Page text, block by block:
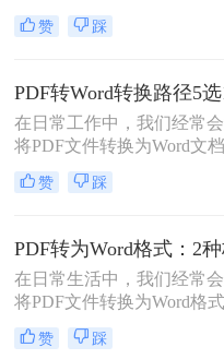
编辑和修改。那么怎么把
成word呢？本文将详细介绍
助大家轻松应对这一需求。
赞 踩
在日常工作中，我们经常
将PDF文件转换为Word文
以便对内容进行编辑或修改
转word怎么转呢？本文将介
最适合自己的转换方式。
赞 踩
在日常生活中，我们经常
将PDF文件转换为Word格
以便于编辑和修改文件内容
何将pdf转为word格式呢？
赞 踩